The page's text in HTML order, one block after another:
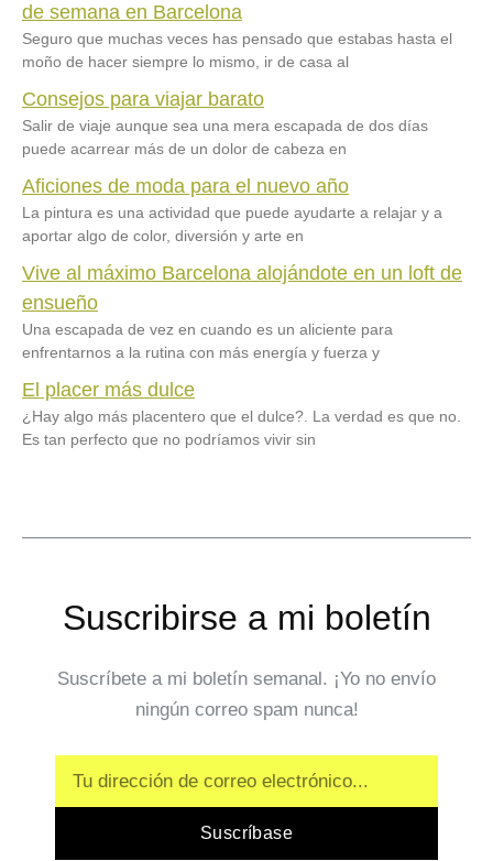
de semana en Barcelona
Seguro que muchas veces has pensado que estabas hasta el
moño de hacer siempre lo mismo, ir de casa al
Consejos para viajar barato
Salir de viaje aunque sea una mera escapada de dos días
puede acarrear más de un dolor de cabeza en
Aficiones de moda para el nuevo año
La pintura es una actividad que puede ayudarte a relajar y a
aportar algo de color, diversión y arte en
Vive al máximo Barcelona alojándote en un loft de
ensueño
Una escapada de vez en cuando es un aliciente para
enfrentarnos a la rutina con más energía y fuerza y
El placer más dulce
¿Hay algo más placentero que el dulce?. La verdad es que no.
Es tan perfecto que no podríamos vivir sin
Suscribirse a mi boletín
Suscríbete a mi boletín semanal. ¡Yo no envío
ningún correo spam nunca!
Email
Suscríbase